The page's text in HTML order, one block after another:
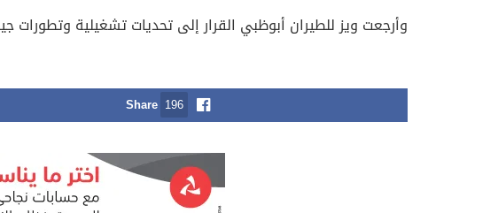
وأرجعت ‎ويز للطيران ‎أبوظبي القرار إلى تحديات تشغيلية وتطورات جيوسياسية في الشرق الأوسط أثرت على استدامة عملياتها بالمنطقة.
Share 196